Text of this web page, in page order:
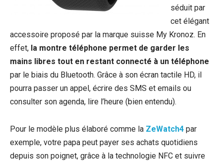
séduit par
cet élégant
accessoire proposé par la marque suisse My Kronoz. En
effet, la montre téléphone permet de garder les
mains libres tout en restant connecté à un téléphone
par le biais du Bluetooth. Grâce à son écran tactile HD, il
pourra passer un appel, écrire des SMS et emails ou
consulter son agenda, lire l’heure (bien entendu).
Pour le modèle plus élaboré comme la ZeWatch4 par
exemple, votre papa peut payer ses achats quotidiens
depuis son poignet, grâce à la technologie NFC et suivre